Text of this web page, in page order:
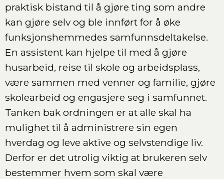
praktisk bistand til å gjøre ting som andre
kan gjøre selv og ble innført for å øke
funksjonshemmedes samfunnsdeltakelse.
En assistent kan hjelpe til med å gjøre
husarbeid, reise til skole og arbeidsplass,
være sammen med venner og familie, gjøre
skolearbeid og engasjere seg i samfunnet.
Tanken bak ordningen er at alle skal ha
mulighet til å administrere sin egen
hverdag og leve aktive og selvstendige liv.
Derfor er det utrolig viktig at brukeren selv
bestemmer hvem som skal være